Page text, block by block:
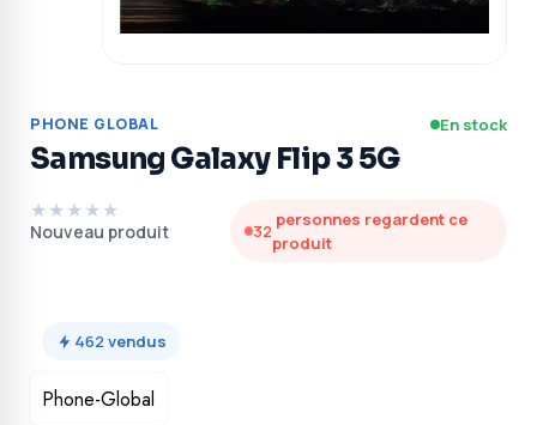
PHONE GLOBAL En stock
Samsung Galaxy Flip 3 5G
★★★★★
Nouveau produit 32
personnes regardent ce
produit
462vendus
Phone-Global